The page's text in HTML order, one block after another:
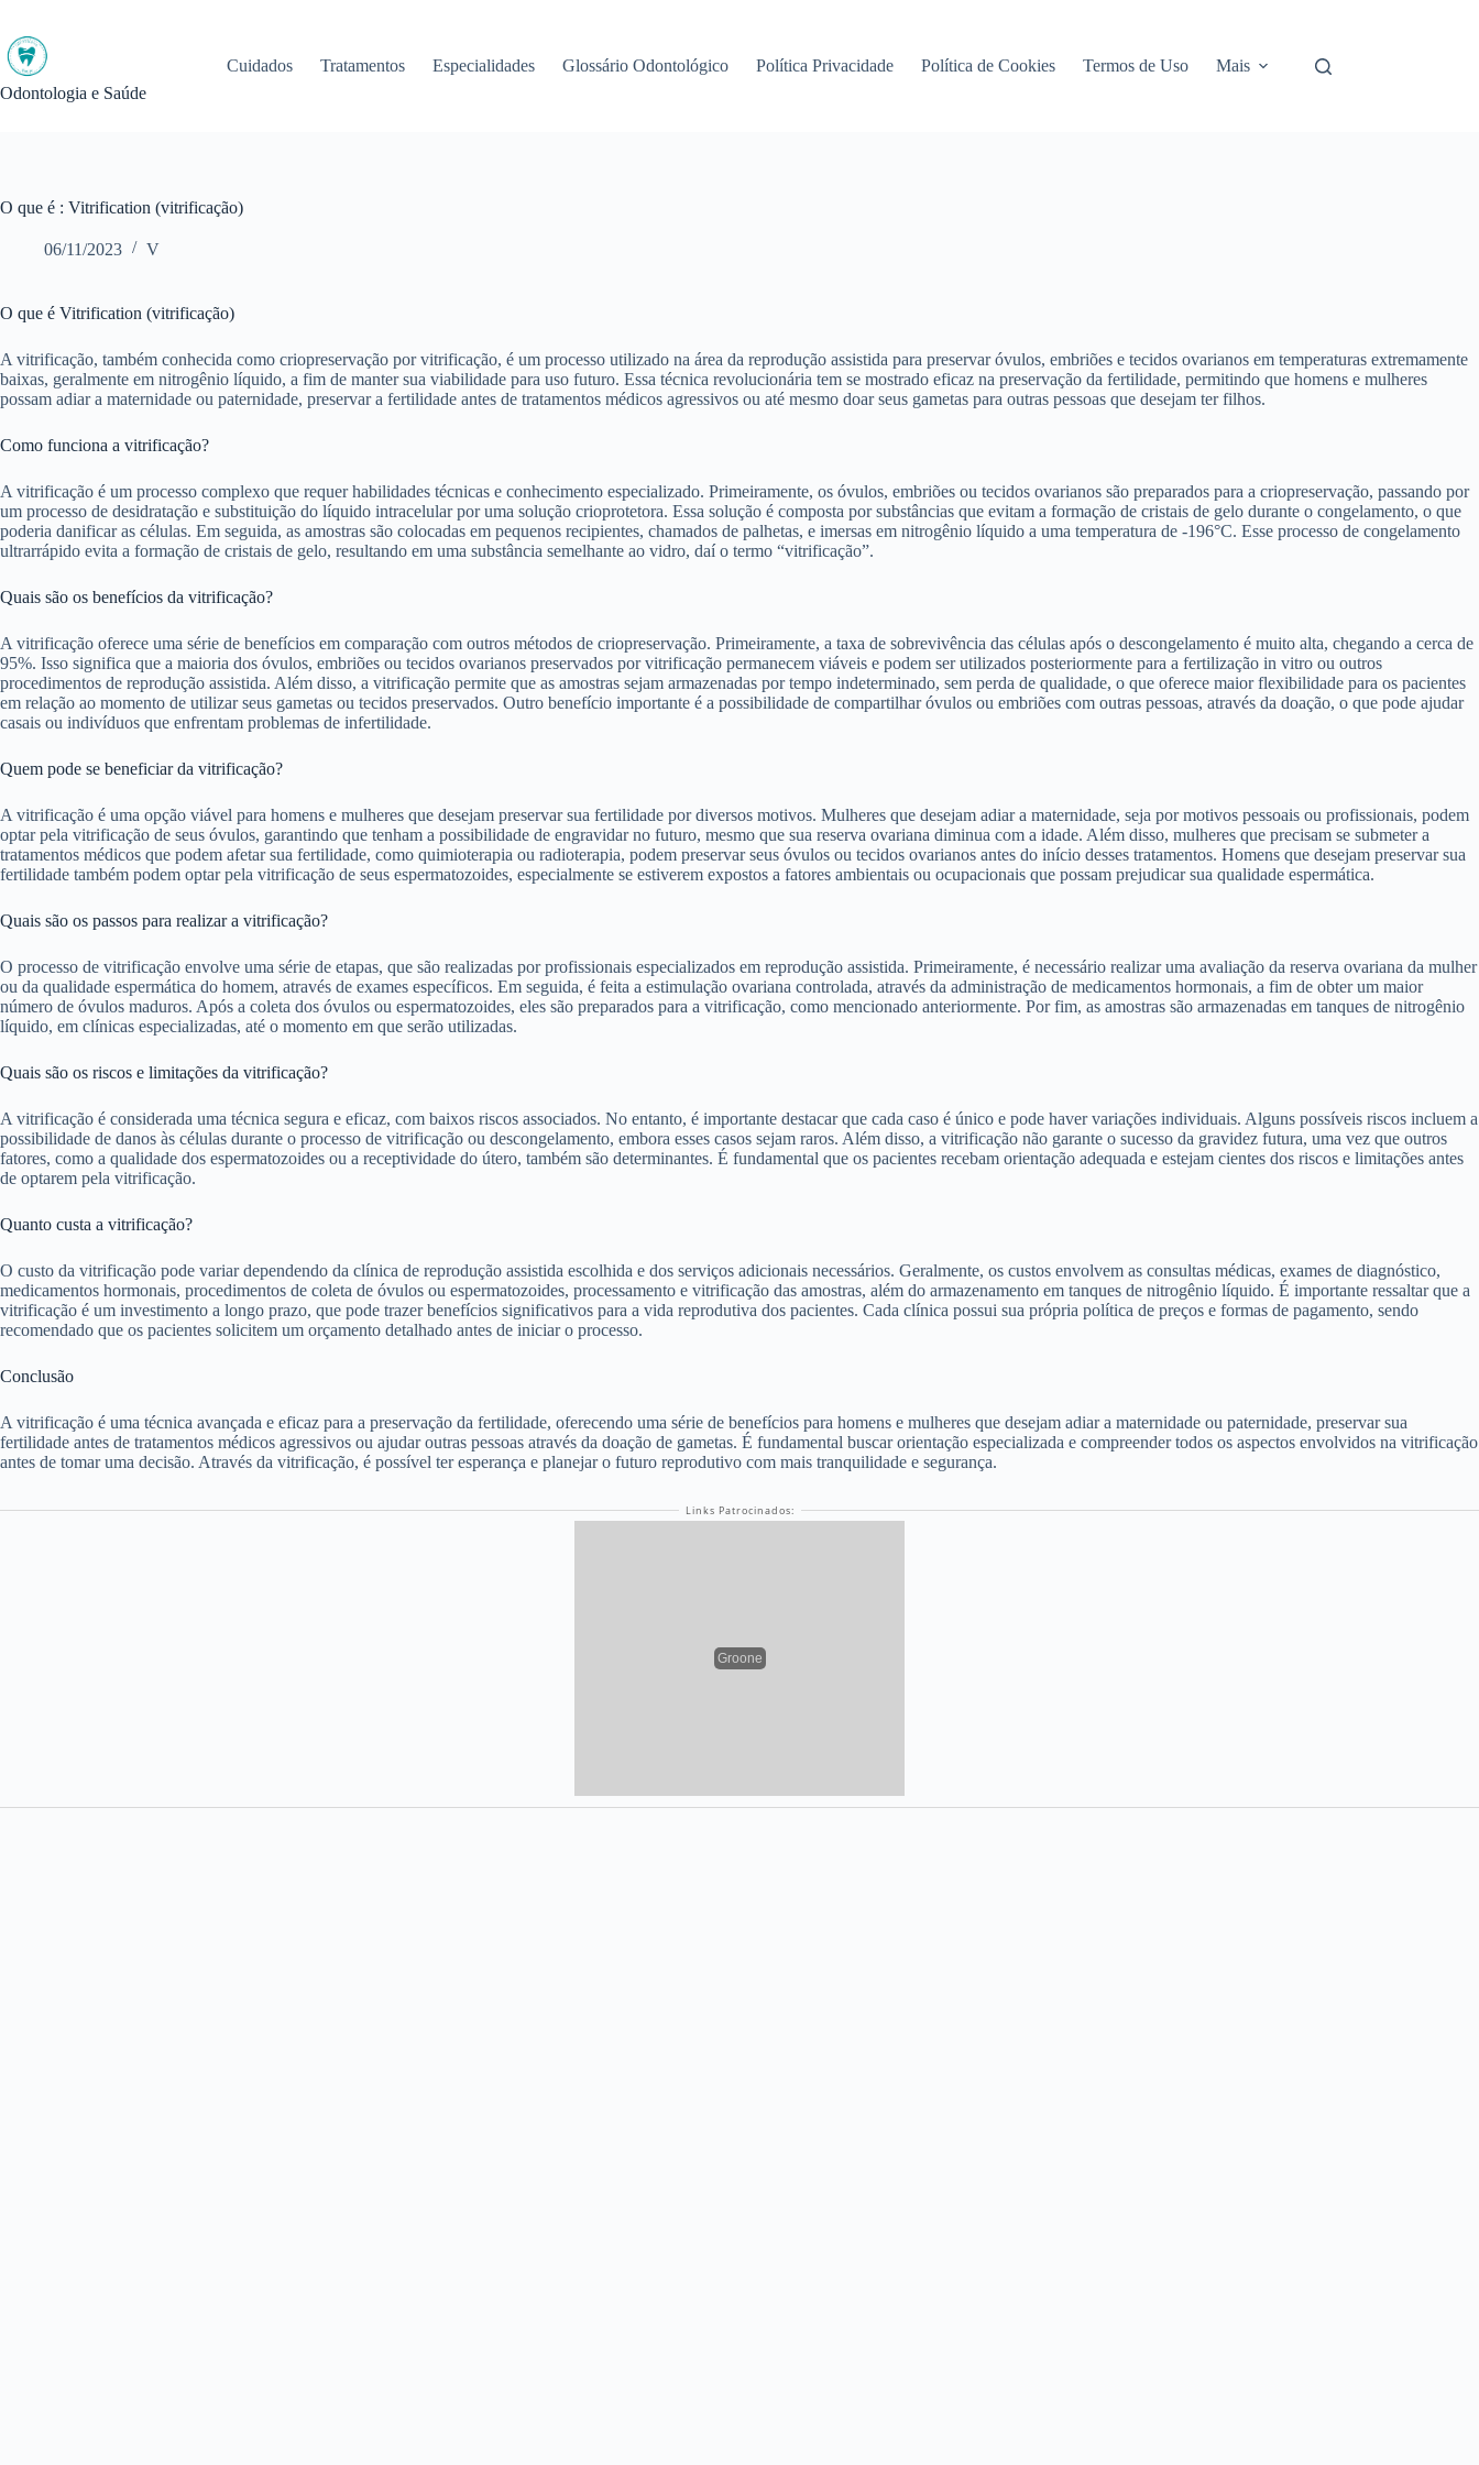
conteúdo
Odontologia e Saúde
Cuidados Tratamentos Especialidades Glossário Odontológico Política Privacidade Política de Cookies Termos de Uso Mais
O que é : Vitrification (vitrificação)
06/11/2023 V
O que é Vitrification (vitrificação)
A vitrificação, também conhecida como criopreservação por vitrificação, é um processo utilizado na área da reprodução assistida para preservar óvulos, embriões e tecidos ovarianos em temperaturas extremamente
baixas, geralmente em nitrogênio líquido, a fim de manter sua viabilidade para uso futuro. Essa técnica revolucionária tem se mostrado eficaz na preservação da fertilidade, permitindo que homens e mulheres
possam adiar a maternidade ou paternidade, preservar a fertilidade antes de tratamentos médicos agressivos ou até mesmo doar seus gametas para outras pessoas que desejam ter filhos.
Como funciona a vitrificação?
A vitrificação é um processo complexo que requer habilidades técnicas e conhecimento especializado. Primeiramente, os óvulos, embriões ou tecidos ovarianos são preparados para a criopreservação, passando por
um processo de desidratação e substituição do líquido intracelular por uma solução crioprotetora. Essa solução é composta por substâncias que evitam a formação de cristais de gelo durante o congelamento, o que
poderia danificar as células. Em seguida, as amostras são colocadas em pequenos recipientes, chamados de palhetas, e imersas em nitrogênio líquido a uma temperatura de -196°C. Esse processo de congelamento
ultrarrápido evita a formação de cristais de gelo, resultando em uma substância semelhante ao vidro, daí o termo “vitrificação”.
Quais são os benefícios da vitrificação?
A vitrificação oferece uma série de benefícios em comparação com outros métodos de criopreservação. Primeiramente, a taxa de sobrevivência das células após o descongelamento é muito alta, chegando a cerca de
95%. Isso significa que a maioria dos óvulos, embriões ou tecidos ovarianos preservados por vitrificação permanecem viáveis e podem ser utilizados posteriormente para a fertilização in vitro ou outros
procedimentos de reprodução assistida. Além disso, a vitrificação permite que as amostras sejam armazenadas por tempo indeterminado, sem perda de qualidade, o que oferece maior flexibilidade para os pacientes
em relação ao momento de utilizar seus gametas ou tecidos preservados. Outro benefício importante é a possibilidade de compartilhar óvulos ou embriões com outras pessoas, através da doação, o que pode ajudar
casais ou indivíduos que enfrentam problemas de infertilidade.
Quem pode se beneficiar da vitrificação?
A vitrificação é uma opção viável para homens e mulheres que desejam preservar sua fertilidade por diversos motivos. Mulheres que desejam adiar a maternidade, seja por motivos pessoais ou profissionais, podem
optar pela vitrificação de seus óvulos, garantindo que tenham a possibilidade de engravidar no futuro, mesmo que sua reserva ovariana diminua com a idade. Além disso, mulheres que precisam se submeter a
tratamentos médicos que podem afetar sua fertilidade, como quimioterapia ou radioterapia, podem preservar seus óvulos ou tecidos ovarianos antes do início desses tratamentos. Homens que desejam preservar sua
fertilidade também podem optar pela vitrificação de seus espermatozoides, especialmente se estiverem expostos a fatores ambientais ou ocupacionais que possam prejudicar sua qualidade espermática.
Quais são os passos para realizar a vitrificação?
O processo de vitrificação envolve uma série de etapas, que são realizadas por profissionais especializados em reprodução assistida. Primeiramente, é necessário realizar uma avaliação da reserva ovariana da mulher
ou da qualidade espermática do homem, através de exames específicos. Em seguida, é feita a estimulação ovariana controlada, através da administração de medicamentos hormonais, a fim de obter um maior
número de óvulos maduros. Após a coleta dos óvulos ou espermatozoides, eles são preparados para a vitrificação, como mencionado anteriormente. Por fim, as amostras são armazenadas em tanques de nitrogênio
líquido, em clínicas especializadas, até o momento em que serão utilizadas.
Quais são os riscos e limitações da vitrificação?
A vitrificação é considerada uma técnica segura e eficaz, com baixos riscos associados. No entanto, é importante destacar que cada caso é único e pode haver variações individuais. Alguns possíveis riscos incluem a
possibilidade de danos às células durante o processo de vitrificação ou descongelamento, embora esses casos sejam raros. Além disso, a vitrificação não garante o sucesso da gravidez futura, uma vez que outros
fatores, como a qualidade dos espermatozoides ou a receptividade do útero, também são determinantes. É fundamental que os pacientes recebam orientação adequada e estejam cientes dos riscos e limitações antes
de optarem pela vitrificação.
Quanto custa a vitrificação?
O custo da vitrificação pode variar dependendo da clínica de reprodução assistida escolhida e dos serviços adicionais necessários. Geralmente, os custos envolvem as consultas médicas, exames de diagnóstico,
medicamentos hormonais, procedimentos de coleta de óvulos ou espermatozoides, processamento e vitrificação das amostras, além do armazenamento em tanques de nitrogênio líquido. É importante ressaltar que a
vitrificação é um investimento a longo prazo, que pode trazer benefícios significativos para a vida reprodutiva dos pacientes. Cada clínica possui sua própria política de preços e formas de pagamento, sendo
recomendado que os pacientes solicitem um orçamento detalhado antes de iniciar o processo.
Conclusão
A vitrificação é uma técnica avançada e eficaz para a preservação da fertilidade, oferecendo uma série de benefícios para homens e mulheres que desejam adiar a maternidade ou paternidade, preservar sua
fertilidade antes de tratamentos médicos agressivos ou ajudar outras pessoas através da doação de gametas. É fundamental buscar orientação especializada e compreender todos os aspectos envolvidos na vitrificação
antes de tomar uma decisão. Através da vitrificação, é possível ter esperança e planejar o futuro reprodutivo com mais tranquilidade e segurança.